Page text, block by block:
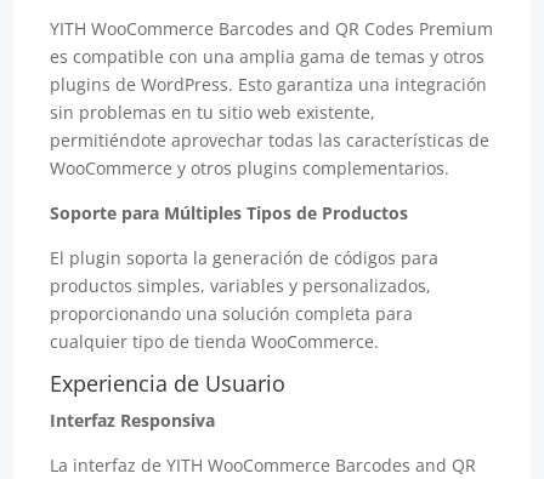
YITH WooCommerce Barcodes and QR Codes Premium
es compatible con una amplia gama de temas y otros
plugins de WordPress. Esto garantiza una integración
sin problemas en tu sitio web existente,
permitiéndote aprovechar todas las características de
WooCommerce y otros plugins complementarios.
Soporte para Múltiples Tipos de Productos
El plugin soporta la generación de códigos para
productos simples, variables y personalizados,
proporcionando una solución completa para
cualquier tipo de tienda WooCommerce.
Experiencia de Usuario
Interfaz Responsiva
La interfaz de YITH WooCommerce Barcodes and QR